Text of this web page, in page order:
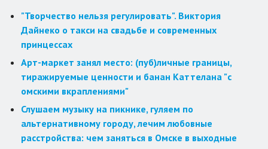
"Творчество нельзя регулировать". Виктория
Дайнеко о такси на свадьбе и современных
принцессах
Арт-маркет занял место: (пуб)личные границы,
тиражируемые ценности и банан Каттелана "с
омскими вкраплениями"
Слушаем музыку на пикнике, гуляем по
альтернативному городу, лечим любовные
расстройства: чем заняться в Омске в выходные